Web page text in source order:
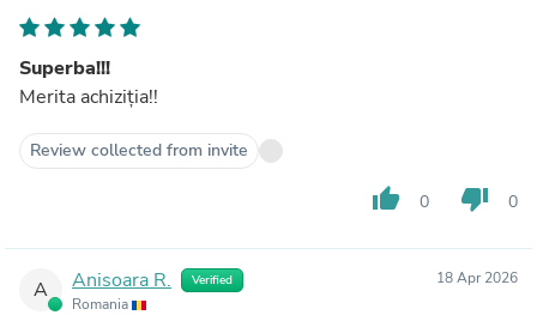
Superba!!!
Merita achiziția!!
Review collected from invite
thumb_up 0 thumb_down 0
A Anisoara R. Verified
Romania
18 Apr 2026